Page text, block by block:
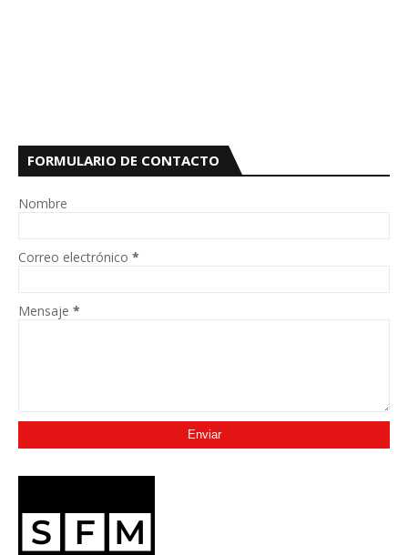
FORMULARIO DE CONTACTO
Nombre
Correo electrónico *
Mensaje *